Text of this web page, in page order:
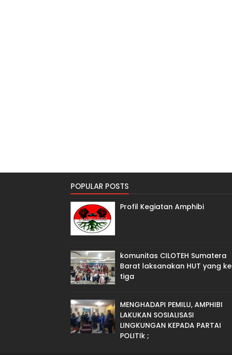
POPULAR POSTS
Profil Kegiatan Amphibi
komunitas CILOTEH Sumatera
Barat laksanakan HUT yang ke
tiga
MENGHADAPI PEMILU, AMPHIBI
LAKUKAN SOSIALISASI
LINGKUNGAN KEPADA PARTAI
POLITIk ;